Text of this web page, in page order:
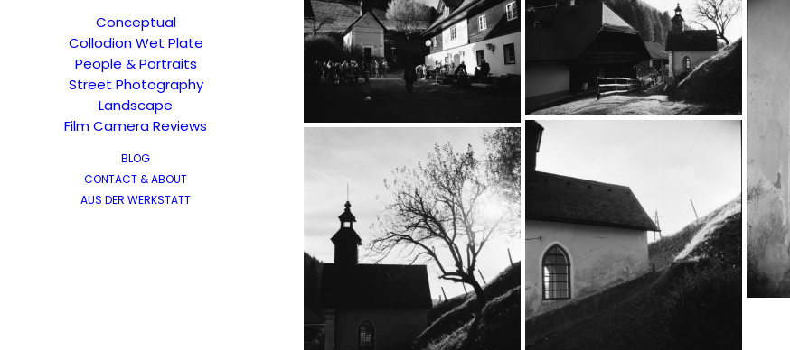
Conceptual
Collodion Wet Plate
People & Portraits
Street Photography
Landscape
Film Camera Reviews
BLOG
CONTACT & ABOUT
AUS DER WERKSTATT